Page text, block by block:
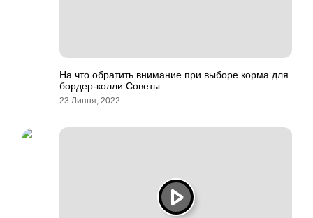
На что обратить внимание при выборе корма для
бордер-колли Советы
23 Липня, 2022